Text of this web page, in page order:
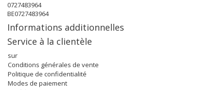
0727483964
BE0727483964
Informations additionnelles
Service à la clientèle
sur
Conditions générales de vente
Politique de confidentialité
Modes de paiement